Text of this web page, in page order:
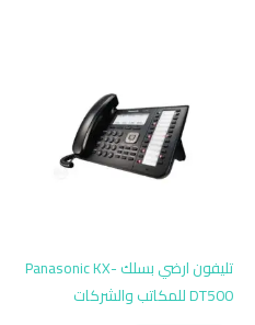
تليفون ارضي بسلك Panasonic KX-
DT500 للمكاتب والشركات